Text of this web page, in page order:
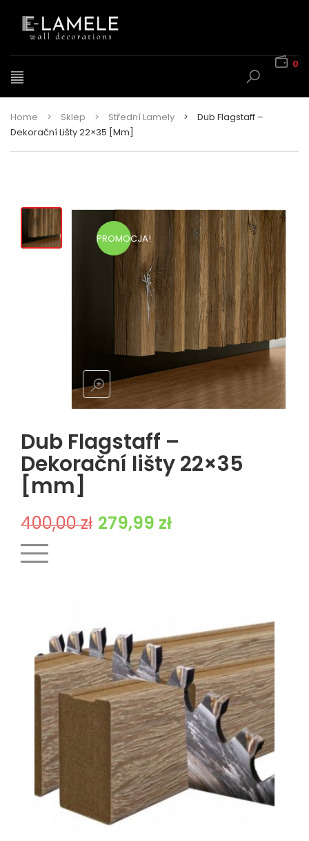
0
Home > Sklep > Střední Lamely >
Dub Flagstaff –
Dekorační Lišty 22×35 [mm]
PROMOCJA!
Dub Flagstaff –
Dekorační lišty 22×35
[mm]
400,00zł Pierwotna cena wynosiła: 400,00 zł.
279,99 zł